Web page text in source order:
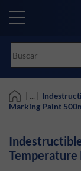
main
| ... |
Marking Paint